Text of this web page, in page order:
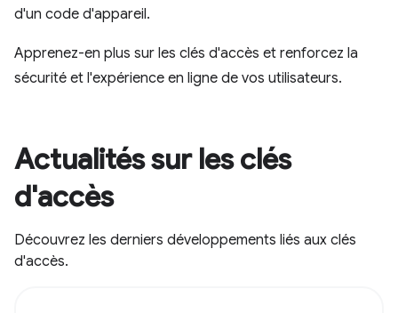
d'un code d'appareil.
Apprenez-en plus sur les clés d'accès et renforcez la
sécurité et l'expérience en ligne de vos utilisateurs.
Actualités sur les clés
d'accès
Découvrez les derniers développements liés aux clés
d'accès.